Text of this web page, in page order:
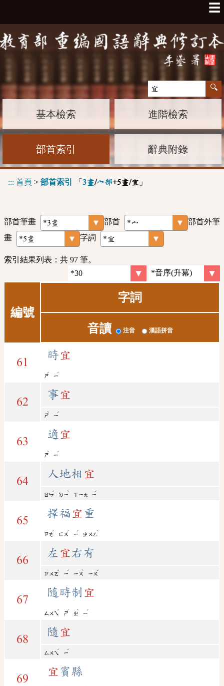
☰
基本檢索 進階檢索
部首索引 辭典附錄
::: 首頁 > 部首索引 「 3畫/宀部+5畫/宜 」
部首筆畫 部首
部首外筆
畫
字詞
索引結果列表：共 97 筆。
編號
字詞
音讀 注音 漢語拼音
61
時宜
ㄕ
ˊ
ㄧ
ˊ
62
事 宜
ㄕ
ˋ
ㄧ
ˊ
63
適 宜
ㄕ
ˋ
ㄧ
ˊ
64
人地相 宜
ㄖㄣ
ˊ
ㄉㄧ
ˋ
ㄒㄧㄤ ㄧ
ˊ
65
擇福 宜 重
ㄗㄜ
ˊ
ㄈㄨ
ˊ
ㄧ
ˊ
ㄓㄨㄥ
ˋ
66
左 宜 右有
ㄗㄨㄛ
ˇ
ㄧ
ˊ
ㄧㄡ
ˋ
ㄧㄡ
ˇ
67
隨時制 宜
ㄙㄨㄟ
ˊ
ㄕ
ˊ
ㄓ
ˋ
ㄧ
ˊ
68
隨 宜
ㄙㄨㄟ
ˊ
ㄧ
ˊ
69
宜 賓縣